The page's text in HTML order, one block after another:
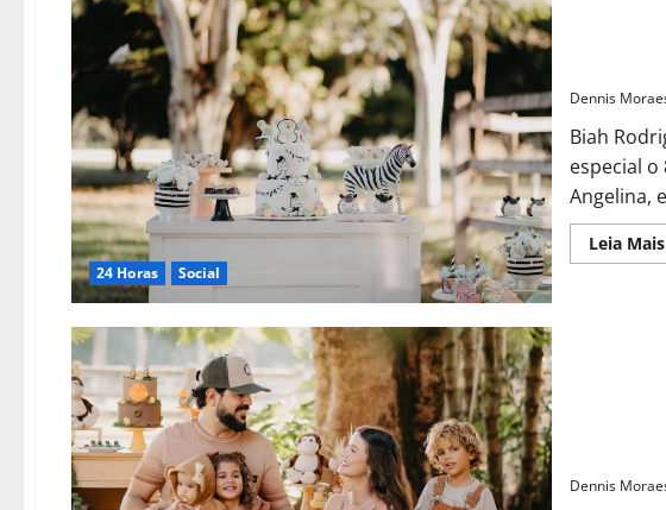
24 Horas Social
Dennis
Biah
especial o
Angelina,
Leia Mais
Dennis